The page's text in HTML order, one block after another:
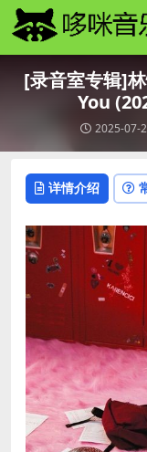
[录音室专辑]
You
2025-07-
详情介绍